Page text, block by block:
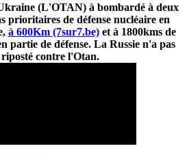
(L'OTAN) à bombardé à deux
prioritaires de défense nucléaire en
à 600Km (7sur7.be)et à 1800kms de
partie de défense. La Russie n'a pas
riposté contre l'Otan.